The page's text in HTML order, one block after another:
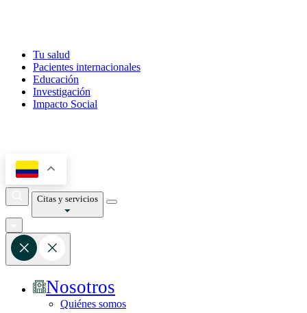
Tu salud
Pacientes internacionales
Educación
Investigación
Impacto Social
Citas y servicios
Nosotros
Quiénes somos